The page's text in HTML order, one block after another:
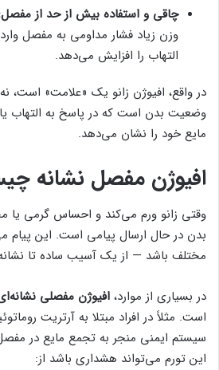
چاقی و استفاده بیش از حد از
وزن زیاد فشار مداومی به مفصل
التهاب را افزایش می‌دهد.
در واقع، افیوژن زانو یک «علامت» است،
وضعیت بدن است که در پاسخ به التهاب
مایع خود را نشان می‌دهد.
افیوژن مفصل نشانه
وقتی زانو ورم می‌کند و احساس گرمی یا
بدن در حال ارسال پیامی است. این پیام
مختلف باشد — از یک آسیب ساده تا
در بسیاری از موارد، افیوژن مفصلی
است. مثلاً در افراد مبتلا به آرتریت
سیستم ایمنی منجر به تجمع مایع در
این تورم می‌تواند هشداری باشد از: